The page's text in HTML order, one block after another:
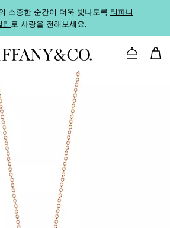
소중한 순간이 더욱 빛나도록 티파니
리로 사랑을 전해보세요.
문의하기